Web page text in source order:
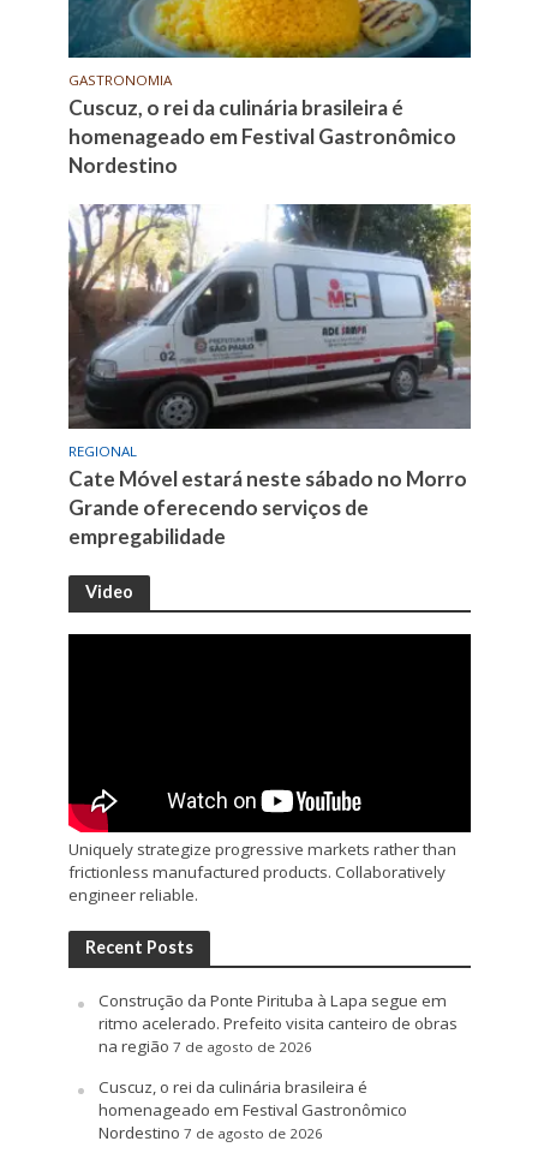
GASTRONOMIA
Cuscuz, o rei da culinária brasileira é
homenageado em Festival Gastronômico
Nordestino
REGIONAL
Cate Móvel estará neste sábado no Morro
Grande oferecendo serviços de
empregabilidade
Video
Uniquely strategize progressive markets rather than
frictionless manufactured products. Collaboratively
engineer reliable.
Recent Posts
Construção da Ponte Pirituba à Lapa segue em
ritmo acelerado. Prefeito visita canteiro de obras
na região 7 de agosto de 2026
Cuscuz, o rei da culinária brasileira é
homenageado em Festival Gastronômico
Nordestino 7 de agosto de 2026